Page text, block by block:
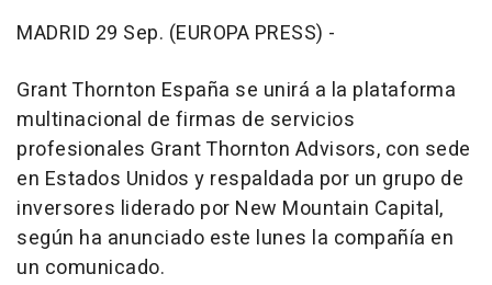
MADRID 29 Sep. (EUROPA PRESS) -
Grant Thornton España se unirá a la plataforma
multinacional de firmas de servicios
profesionales Grant Thornton Advisors, con sede
en Estados Unidos y respaldada por un grupo de
inversores liderado por New Mountain Capital,
según ha anunciado este lunes la compañía en
un comunicado.